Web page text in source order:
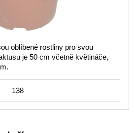
oblíbené rostliny pro svou
je 50 cm včetně květináče,
138